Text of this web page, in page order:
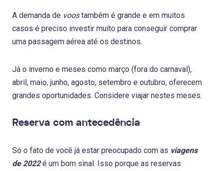
A demanda de voostambém é grande e em muitos
casos é preciso investir muito para conseguir comprar
uma passagem aérea até os destinos.
Já o inverno e meses como março (fora do carnaval),
abril, maio, junho, agosto, setembro e outubro, oferecem
grandes oportunidades. Considere viajar nestes meses.
Reserva com antecedência
Só o fato de você já estar preocupado com as viagens
de 2022é um bom sinal. Isso porque as reservas